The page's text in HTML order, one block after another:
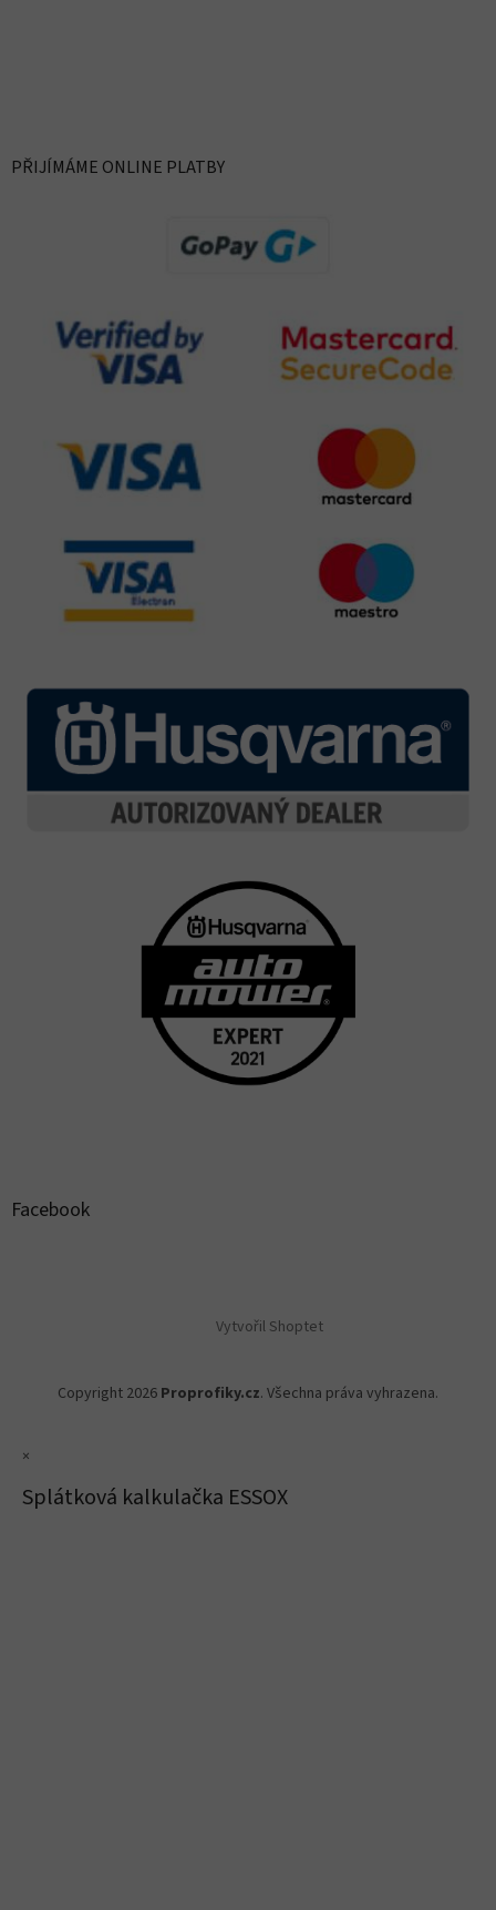
PŘIJÍMÁME ONLINE PLATBY
Facebook
Vytvořil Shoptet
Copyright 2026 Proprofiky.cz. Všechna práva vyhrazena.
×
Splátková kalkulačka ESSOX